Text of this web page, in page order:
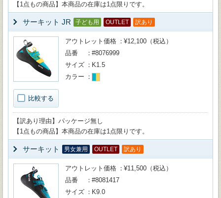
【1点もの商品】本商品の在庫は1点限りです。
サーキット JR 子ども用 OUTLET 訳あり
比較する
アウトレット価格
¥12,100（税込）
品番
#8076999
サイズ
K1.5
カラー
【訳あり理由】パッケージ無し
【1点もの商品】本商品の在庫は1点限りです。
サーキット 男女兼用 OUTLET 訳あり
アウトレット価格
¥11,500（税込）
品番
#8081417
サイズ
K9.0